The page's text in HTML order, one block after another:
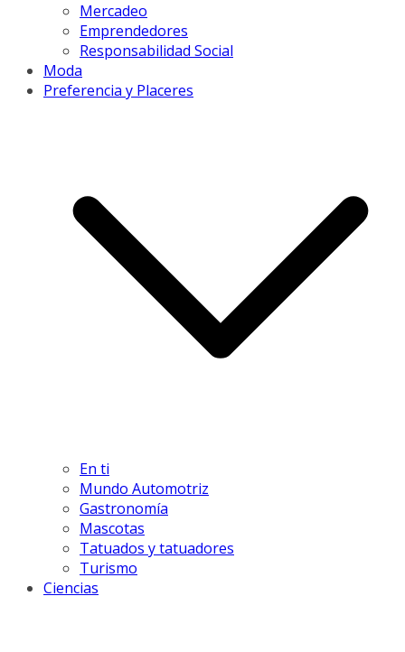
Mercadeo
Emprendedores
Responsabilidad Social
Moda
Preferencia y Placeres
En ti
Mundo Automotriz
Gastronomía
Mascotas
Tatuados y tatuadores
Turismo
Ciencias